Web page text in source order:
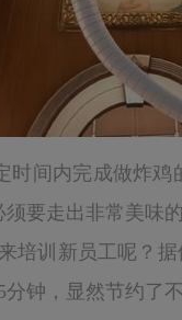
间内完成做炸鸡
要走出非常美味
训新员工呢？据
钟，显然节约了